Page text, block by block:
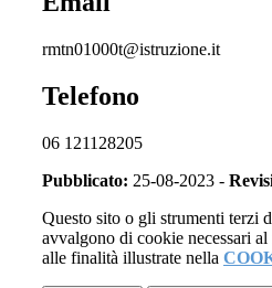
rmtn01000t@istruzione.it
Telefono
06 121128205
Pubblicato: 25-08-2023 -
Questo sito o gli strumenti terzi
avvalgono di cookie necessari
alle finalità illustrate nella